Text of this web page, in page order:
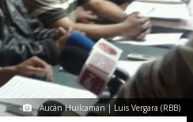
Aucán Huilcaman | Luis Vergara (RBB)